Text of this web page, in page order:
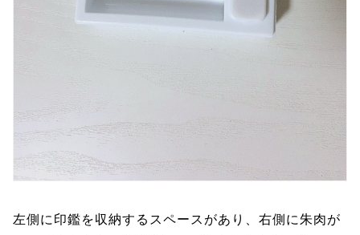
左側に印鑑を収納するスペースがあり、右側に朱肉が